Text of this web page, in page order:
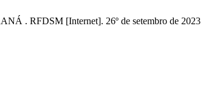
. RFDSM [Internet]. 26º de setembro de 2023